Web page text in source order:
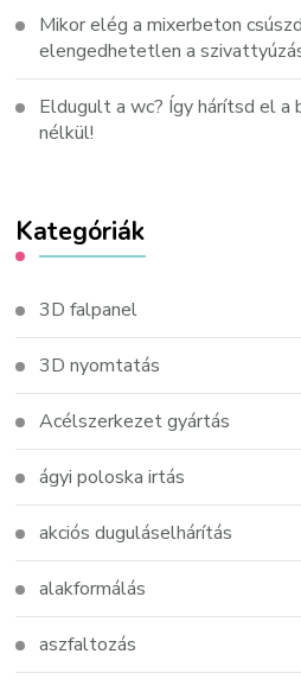
Mikor elég a mixerbeton
elengedhetetlen a
Eldugult a wc? Így hárítsd el a
nélkül!
Kategóriák
3D falpanel
3D nyomtatás
Acélszerkezet gyártás
ágyi poloska irtás
akciós duguláselhárítás
alakformálás
aszfaltozás